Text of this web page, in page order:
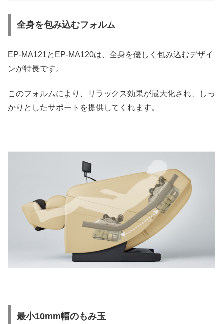
全身を包み込むフォルム
EP-MA121とEP-MA120は、全身を優しく包み込むデザイ
ンが特長です。
このフォルムにより、リラックス効果が最大化され、しっ
かりとしたサポートを提供してくれます。
最小10mm幅のもみ玉